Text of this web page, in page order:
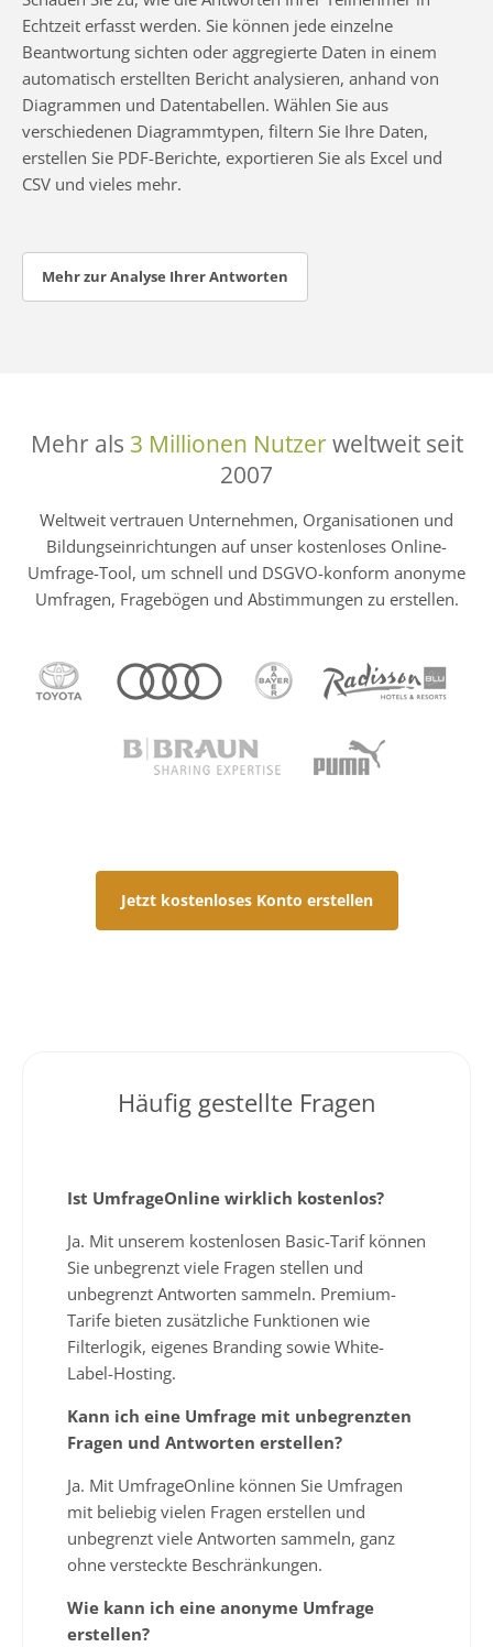
Echtzeit erfasst werden. Sie können jede einzelne
Beantwortung sichten oder aggregierte Daten in einem
automatisch erstellten Bericht analysieren, anhand von
Diagrammen und Datentabellen. Wählen Sie aus
verschiedenen Diagrammtypen, filtern Sie Ihre Daten,
erstellen Sie PDF-Berichte, exportieren Sie als Excel und
CSV und vieles mehr.
Mehr zur Analyse Ihrer Antworten
Mehr als 3 Millionen Nutzerweltweit seit
2007
Weltweit vertrauen Unternehmen, Organisationen und
Bildungseinrichtungen auf unser kostenloses Online-
Umfrage-Tool, um schnell und DSGVO-konform anonyme
Umfragen, Fragebögen und Abstimmungen zu erstellen.
Jetzt kostenloses Konto erstellen
Häufig gestellte Fragen
Ist UmfrageOnline wirklich kostenlos?
Ja. Mit unserem kostenlosen Basic-Tarif können
Sie unbegrenzt viele Fragen stellen und
unbegrenzt Antworten sammeln. Premium-
Tarife bieten zusätzliche Funktionen wie
Filterlogik, eigenes Branding sowie White-
Label-Hosting.
Kann ich eine Umfrage mit unbegrenzten
Fragen und Antworten erstellen?
Ja. Mit UmfrageOnline können Sie Umfragen
mit beliebig vielen Fragen erstellen und
unbegrenzt viele Antworten sammeln, ganz
ohne versteckte Beschränkungen.
Wie kann ich eine anonyme Umfrage
erstellen?